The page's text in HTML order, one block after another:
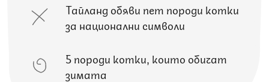
Тайланд обяви пет породи котки
за национални символи
5 породи котки, които обичат
зимата